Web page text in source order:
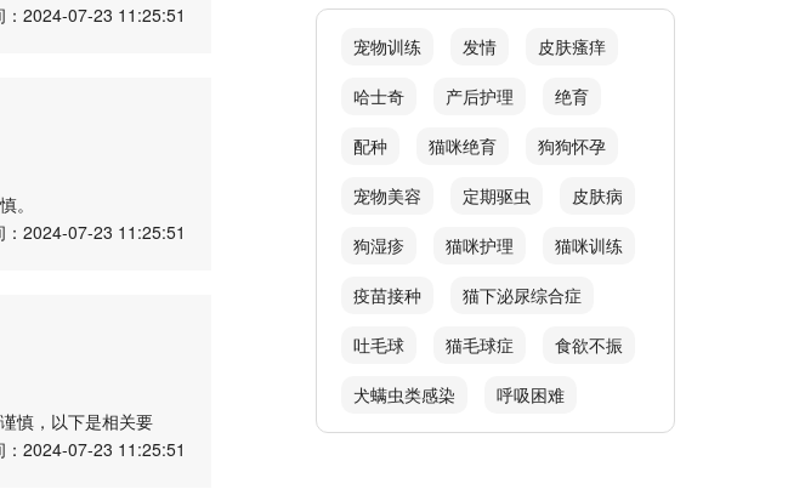
素，以免造成不良
自行决定给猫使用
：2024-07-23 11:25:51
。
染。
就医。
：2024-07-23 11:25:51
慎，以下是相关要
：2024-07-23 11:25:51
宠物训练 发情 皮肤瘙痒
哈士奇 产后护理 绝育
配种 猫咪绝育 狗狗怀孕
宠物美容 定期驱虫 皮肤病
狗湿疹 猫咪护理 猫咪训练
疫苗接种 猫下泌尿综合症
吐毛球 猫毛球症 食欲不振
犬螨虫类感染 呼吸困难